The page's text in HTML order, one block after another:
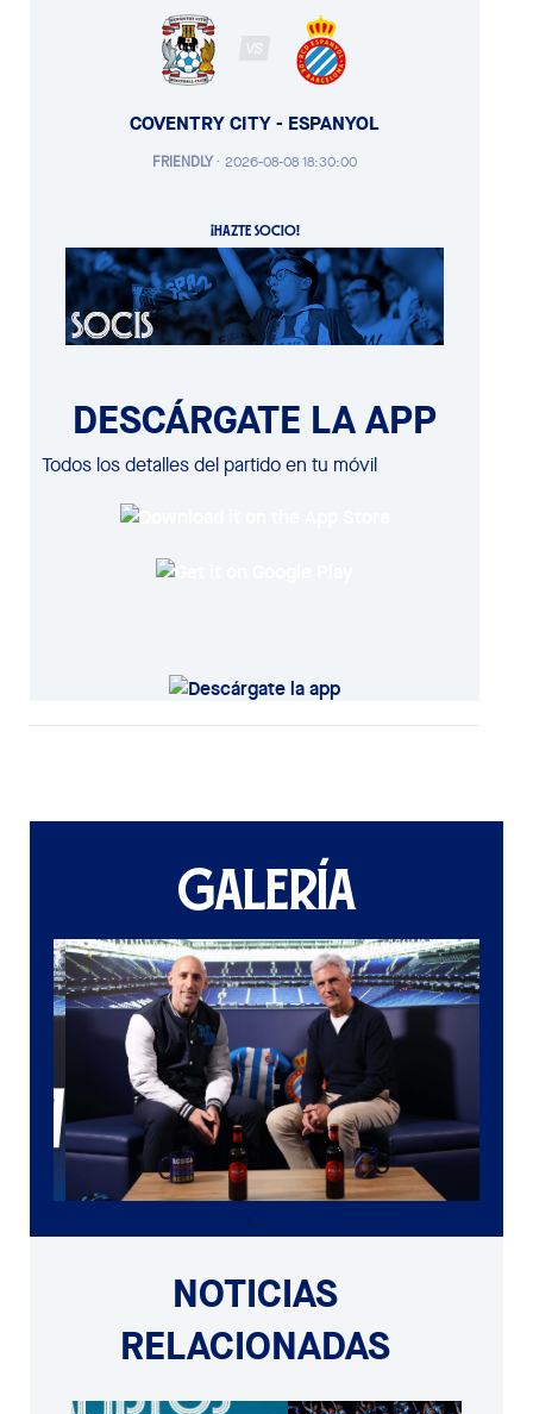
VS
COVENTRY CITY - ESPANYOL
FRIENDLY· 2026-08-08 18:30:00
¡HAZTE SOCIO!
DESCÁRGATE LA APP
Todos los detalles del partido en tu móvil
GALERÍA
NOTICIAS
RELACIONADAS